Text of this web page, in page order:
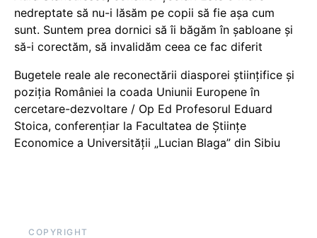
nedreptate să nu-i lăsăm pe copii să fie așa cum
sunt. Suntem prea dornici să îi băgăm în șabloane și
să-i corectăm, să invalidăm ceea ce fac diferit
Bugetele reale ale reconectării diasporei științifice și
poziția României la coada Uniunii Europene în
cercetare-dezvoltare / Op Ed Profesorul Eduard
Stoica, conferențiar la Facultatea de Științe
Economice a Universității „Lucian Blaga” din Sibiu
COPYRIGHT